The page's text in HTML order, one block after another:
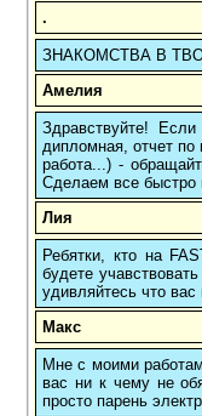
.
ЗНАКОМСТВА В
Амелия
Здравствуйте!
дипломная, отчет
работа...) -
Сделаем все быстро
Лия
Ребятки, кто на
будете
удивляйтесь что
Макс
Мне с моими
вас ни к чему не
просто парень